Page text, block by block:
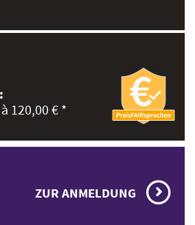
120,00 € *
ZUR ANMELDUNG